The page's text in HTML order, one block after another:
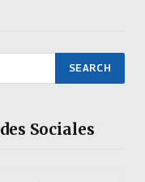
Sociales